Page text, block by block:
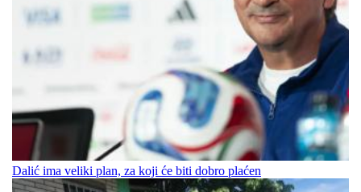
Dalić ima veliki plan, za koji će biti dobro plaćen